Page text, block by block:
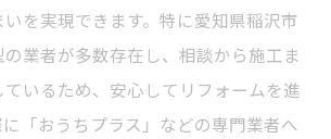
を実現できます。特に愛知県稲沢市
業者が多数存在し、相談から施工ま
いるため、安心してリフォームを進
「おうちプラス」などの専門業者へ